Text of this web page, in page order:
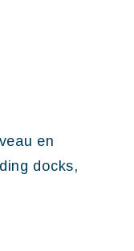
en
docks,